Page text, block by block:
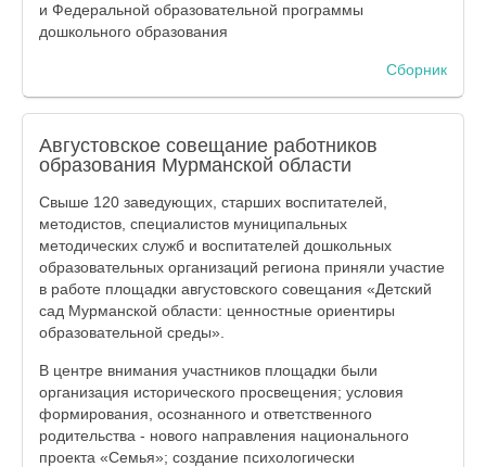
и Федеральной образовательной программы
дошкольного образования
Сборник
Августовское совещание работников
образования Мурманской области
Свыше 120 заведующих, старших воспитателей,
методистов, специалистов муниципальных
методических служб и воспитателей дошкольных
образовательных организаций региона приняли участие
в работе площадки августовского совещания «Детский
сад Мурманской области: ценностные ориентиры
образовательной среды».
В центре внимания участников площадки были
организация исторического просвещения; условия
формирования, осознанного и ответственного
родительства - нового направления национального
проекта «Семья»; создание психологически